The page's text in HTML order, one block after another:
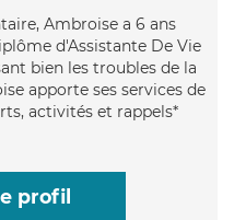
Ambroise a 6 ans
d'Assistante De Vie
bien les troubles de la
apporte ses services de
activités et rappels*
profil